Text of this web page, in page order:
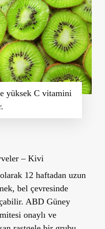
yüksek C vitamini
– Kivi
12 haftadan uzun
bel çevresinde
ABD Güney
onaylı ve